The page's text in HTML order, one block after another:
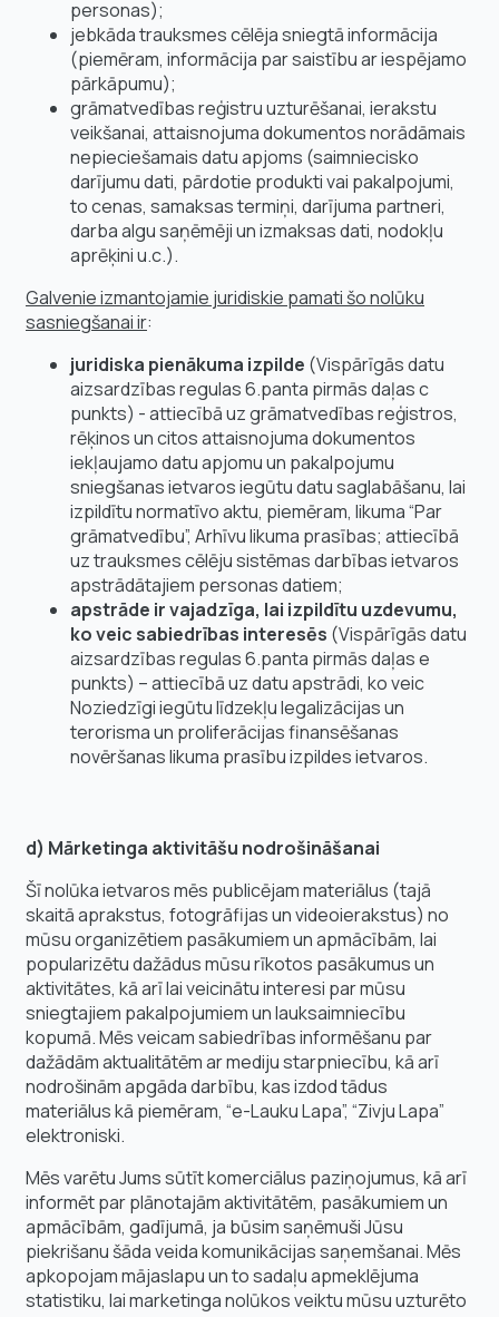
personas);
jebkāda trauksmes cēlēja sniegtā informācija
(piemēram, informācija par saistību ar iespējamo
pārkāpumu);
grāmatvedības reģistru uzturēšanai, ierakstu
veikšanai, attaisnojuma dokumentos norādāmais
nepieciešamais datu apjoms (saimniecisko
darījumu dati, pārdotie produkti vai pakalpojumi,
to cenas, samaksas termiņi, darījuma partneri,
darba algu saņēmēji un izmaksas dati, nodokļu
aprēķini u.c.).
Galvenie izmantojamie juridiskie pamati šo nolūku
sasniegšanai ir:
juridiska pienākuma izpilde (Vispārīgās datu
aizsardzības regulas 6.panta pirmās daļas c
punkts) - attiecībā uz grāmatvedības reģistros,
rēķinos un citos attaisnojuma dokumentos
iekļaujamo datu apjomu un pakalpojumu
sniegšanas ietvaros iegūtu datu saglabāšanu, lai
izpildītu normatīvo aktu, piemēram, likuma “Par
grāmatvedību”, Arhīvu likuma prasības; attiecībā
uz trauksmes cēlēju sistēmas darbības ietvaros
apstrādātajiem personas datiem;
apstrāde ir vajadzīga, lai izpildītu uzdevumu,
ko veic sabiedrības interesēs (Vispārīgās datu
aizsardzības regulas 6.panta pirmās daļas e
punkts) – attiecībā uz datu apstrādi, ko veic
Noziedzīgi iegūtu līdzekļu legalizācijas un
terorisma un proliferācijas finansēšanas
novēršanas likuma prasību izpildes ietvaros.
d) Mārketinga aktivitāšu nodrošināšanai
Šī nolūka ietvaros mēs publicējam materiālus (tajā
skaitā aprakstus, fotogrāfijas un videoierakstus) no
mūsu organizētiem pasākumiem un apmācībām, lai
popularizētu dažādus mūsu rīkotos pasākumus un
aktivitātes, kā arī lai veicinātu interesi par mūsu
sniegtajiem pakalpojumiem un lauksaimniecību
kopumā. Mēs veicam sabiedrības informēšanu par
dažādām aktualitātēm ar mediju starpniecību, kā arī
nodrošinām apgāda darbību, kas izdod tādus
materiālus kā piemēram, “e-Lauku Lapa”, “Zivju Lapa”
elektroniski.
Mēs varētu Jums sūtīt komerciālus paziņojumus, kā arī
informēt par plānotajām aktivitātēm, pasākumiem un
apmācībām, gadījumā, ja būsim saņēmuši Jūsu
piekrišanu šāda veida komunikācijas saņemšanai. Mēs
apkopojam mājaslapu un to sadaļu apmeklējuma
statistiku, lai marketinga nolūkos veiktu mūsu uzturēto